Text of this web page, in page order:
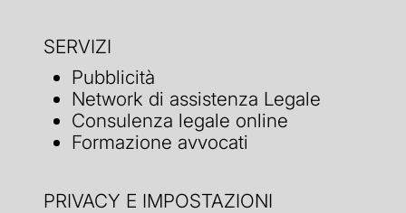
SERVIZI
Pubblicità
Network di assistenza Legale
Consulenza legale online
Formazione avvocati
PRIVACY E IMPOSTAZIONI